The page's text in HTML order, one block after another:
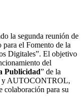
la segunda reunión de
el Fomento de la
Digitales”. El objetivo
del
Publicidad” de la
y AUTOCONTROL,
colaboración para su